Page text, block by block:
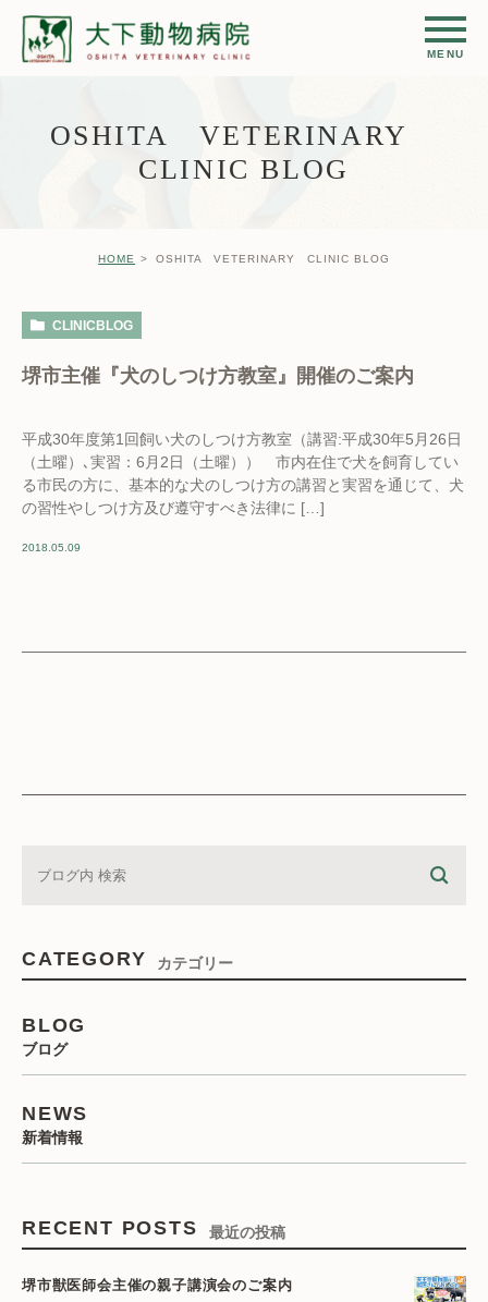
OSHITA VETERINARY
CLINIC BLOG
HOME OSHITA VETERINARY CLINIC BLOG
CLINICBLOG
堺市主催『犬のしつけ方教室』開催のご案内
平成30年度第1回飼い犬のしつけ方教室（講習:平成30年5月26日
（土曜）､実習：6月2日（土曜）） 市内在住で犬を飼育してい
る市民の方に、基本的な犬のしつけ方の講習と実習を通じて、犬
の習性やしつけ方及び遵守すべき法律に […]
2018.05.09
CATEGORY カテゴリー
BLOG
ブログ
NEWS
新着情報
RECENT POSTS 最近の投稿
堺市獣医師会主催の親子講演会のご案内